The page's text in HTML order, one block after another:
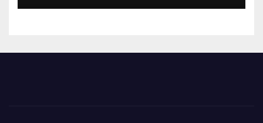
hingga 2030